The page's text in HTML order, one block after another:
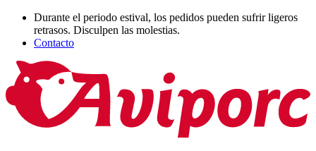
Durante el periodo estival, los pedidos pueden sufrir ligeros
retrasos. Disculpen las molestias.
Contacto